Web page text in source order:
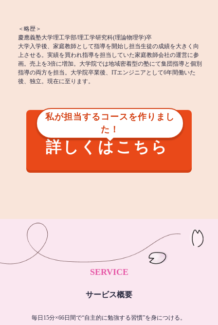
＜略歴＞
慶應義塾大学理工学部/理工学研究科(理論物理学)卒
大学入学後、家庭教師として指導を開始し担当生徒の成績を大きく向
上させる。実績を買われ指導を担当していた家庭教師会社の運営に参
画。売上を3倍に増加。大学院では地域密着型の塾にて集団指導と個別
指導の両方を担当。大学院卒業後、ITエンジニアとして6年間働いた
後、独立。現在に至ります。
私が担当するコースを作りまし
た！
詳しくはこちら
SERVICE
サービス概要
毎日15分×66日間で“自主的に勉強する習慣”を身につける。